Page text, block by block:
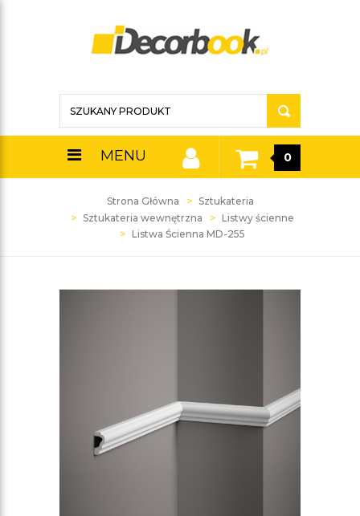
MENU 0
Strona Główna
Sztukateria
Sztukateria wewnętrzna
Listwy ścienne
Listwa Ścienna MD-255